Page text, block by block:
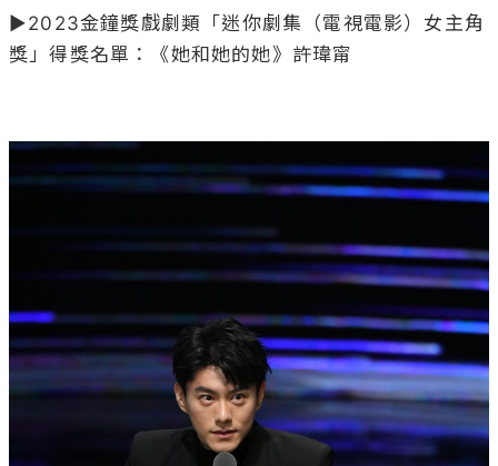
▶2023金鐘獎戲劇類「迷你劇集（電視電影）女主角
獎」得獎名單：《她和她的她》許瑋甯